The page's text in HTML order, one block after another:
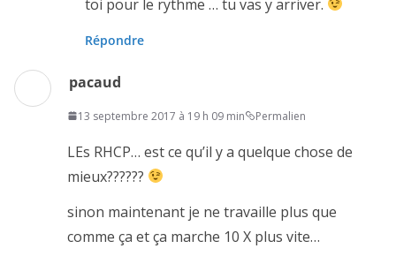
toi pour le rythme … tu vas y arriver.
Répondre
pacaud
13 septembre 2017 à 19 h 09 min Permalien
LEs RHCP… est ce qu’il y a quelque chose de
mieux??????
sinon maintenant je ne travaille plus que
comme ça et ça marche 10 X plus vite…